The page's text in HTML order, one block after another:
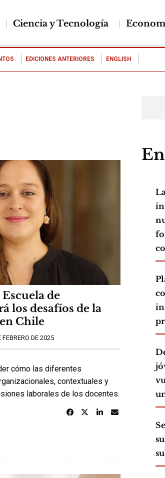
Ciencia y Tecnología
EDICIONES ANTERIORES ENGLISH
de
los desafíos de la
Chile
FEBRERO DE 2025
cómo las diferentes
contextuales y
laborales de los docentes.